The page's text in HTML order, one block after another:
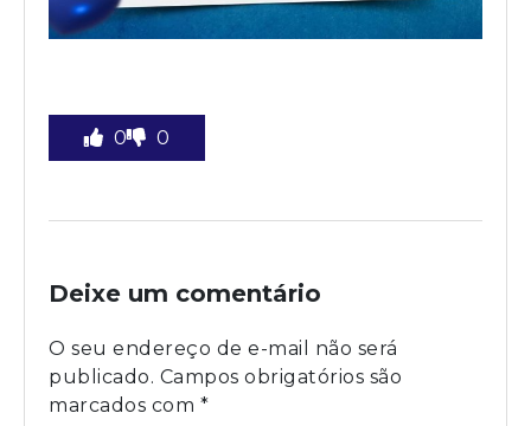
0 0
Deixe um comentário
O seu endereço de e-mail não será
publicado. Campos obrigatórios são
marcados com *